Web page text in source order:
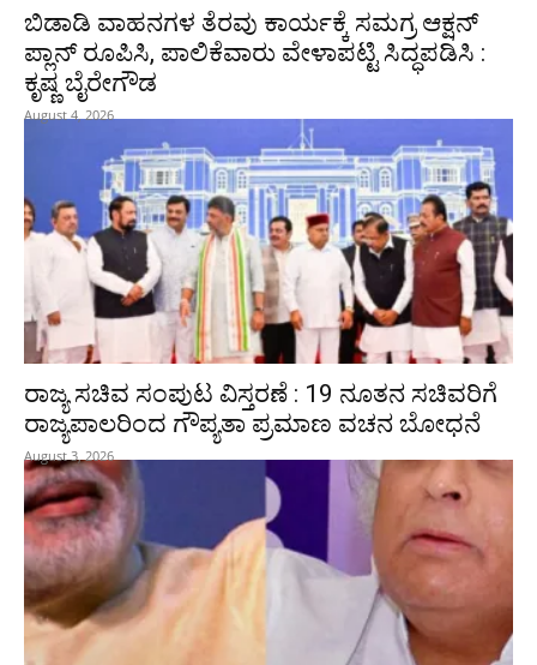
ಬಿಡಾಡಿ ವಾಹನಗಳ ತೆರವು ಕಾರ್ಯಕ್ಕೆ ಸಮಗ್ರ ಆಕ್ಷನ್
ಪ್ಲಾನ್ ರೂಪಿಸಿ, ಪಾಲಿಕೆವಾರು ವೇಳಾಪಟ್ಟಿ ಸಿದ್ಧಪಡಿಸಿ :
ಕೃಷ್ಣ ಬೈರೇಗೌಡ
August 4, 2026
ರಾಜ್ಯ ಸಚಿವ ಸಂಪುಟ ವಿಸ್ತರಣೆ : 19 ನೂತನ ಸಚಿವರಿಗೆ
ರಾಜ್ಯಪಾಲರಿಂದ ಗೌಪ್ಯತಾ ಪ್ರಮಾಣ ವಚನ ಬೋಧನೆ
August 3, 2026